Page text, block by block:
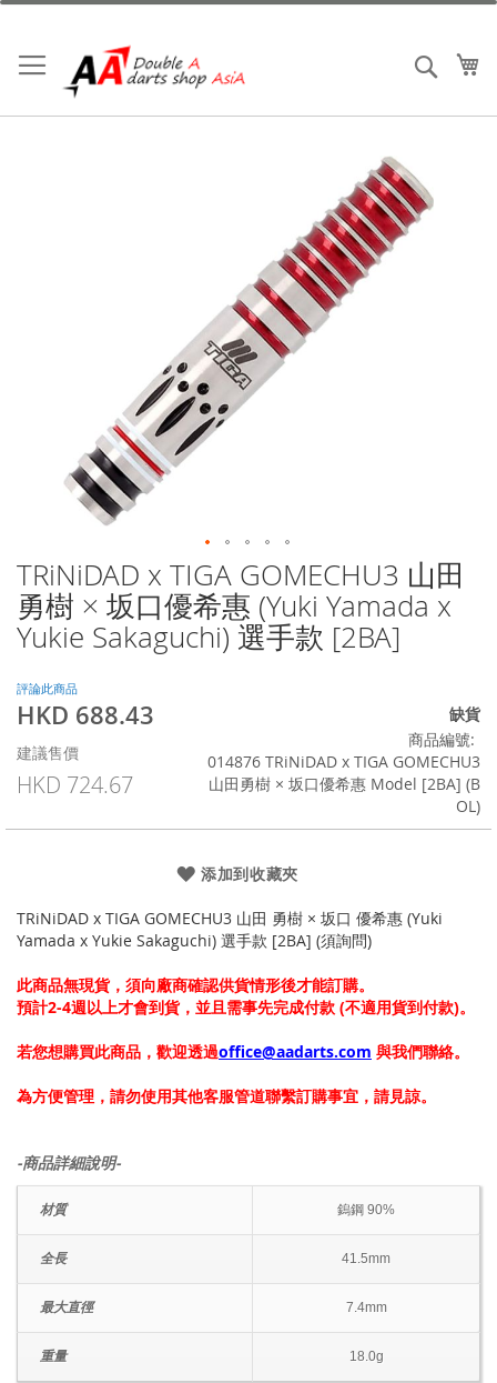
跳
內
容
搜索
TRiNiDAD x TIGA GOMECHU3 山田
勇樹 × 坂口優希惠 (Yuki Yamada x
Yukie Sakaguchi) 選手款 [2BA]
評論此商品
特
價
格
HKD 688.43
建議售價
HKD 724.67
缺貨
商品編號
014876 TRiNiDAD x TIGA GOMECHU3
山田勇樹 × 坂口優希惠 Model [2BA] (B
OL)
添加到收藏夾
TRiNiDAD x TIGA GOMECHU3 山田 勇樹 × 坂口 優希惠 (Yuki
Yamada x Yukie Sakaguchi) 選手款 [2BA] (須詢問)
此商品無現貨，須向廠商確認供貨情形後才能訂購。
預計2-4週以上才會到貨，並且需事先完成付款 (不適用貨到付款)。
若您想購買此商品，歡迎透過office@aadarts.com 與我們聯絡。
為方便管理，請勿使用其他客服管道聯繫訂購事宜，請見諒。
-商品詳細說明-
材質 鎢鋼 90%
全長 41.5mm
最大直徑 7.4mm
重量 18.0g
Skip
to
the
beginning
the
images
gallery